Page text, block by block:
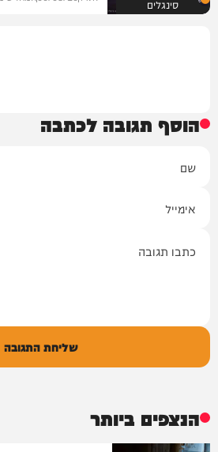
סינגלים
הוסף תגובה לכתבה
שליחת התגובה
הנצפים ביותר